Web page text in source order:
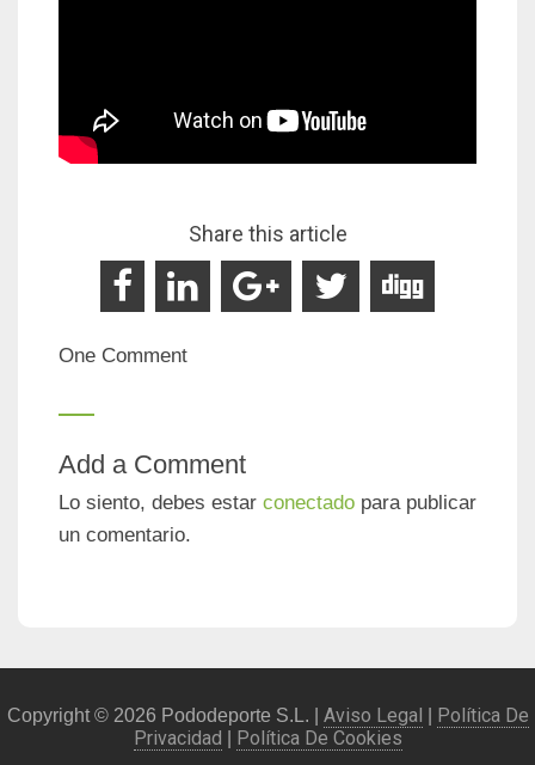
Share this article
One Comment
Add a Comment
Lo siento, debes estar conectado para publicar
un comentario.
Copyright © 2026 Pododeporte S.L. | Aviso Legal
Política De
Privacidad
Política De Cookies